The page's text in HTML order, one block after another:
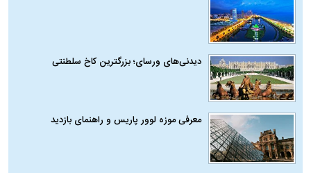
دیدنی‌های ورسای؛ بزرگترین کاخ سلطنتی
معرفی موزه لوور پاریس و راهنمای بازدید